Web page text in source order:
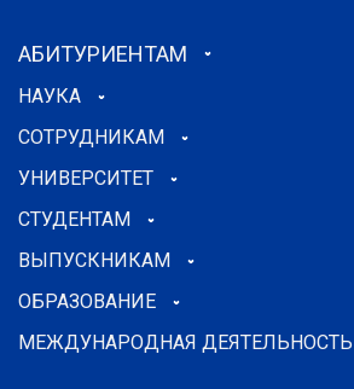
АБИТУРИЕНТАМ
НАУКА
СОТРУДНИКАМ
УНИВЕРСИТЕТ
СТУДЕНТАМ
ВЫПУСКНИКАМ
ОБРАЗОВАНИЕ
МЕЖДУНАРОДНАЯ ДЕЯТЕЛЬНОСТЬ